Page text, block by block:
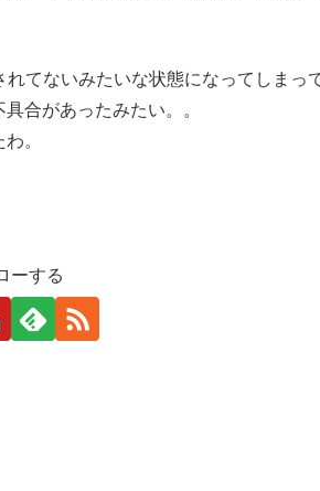
てないみたいな状態になってしまって
合があったみたい。。
。
ーする